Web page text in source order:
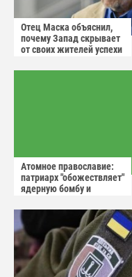
Отец Маска объяснил,
почему Запад скрывает
от своих жителей успехи
Атомное православие:
патриарх "обожествляет"
ядерную бомбу и
"апокалиптических
сценариев"